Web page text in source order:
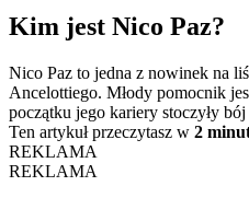
Kim jest Nico Paz?
Nico Paz to jedna z nowinek na
Ancelottiego. Młody pomocnik
początku jego kariery stoczyły
Ten artykuł przeczytasz w 2
REKLAMA
REKLAMA